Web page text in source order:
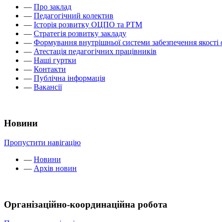
— Про заклад
— Педагогічний колектив
— Історія розвитку ОЦПО та РТМ
— Стратегія розвитку закладу
— Формування внутрішньої системи забезпечення якості
— Атестація педагогічних працівників
— Наші гуртки
— Контакти
— Публічна інформація
— Вакансії
Новини
Пропустити навігацію
— Новини
— Архів новин
Організаційно-координаційна робота